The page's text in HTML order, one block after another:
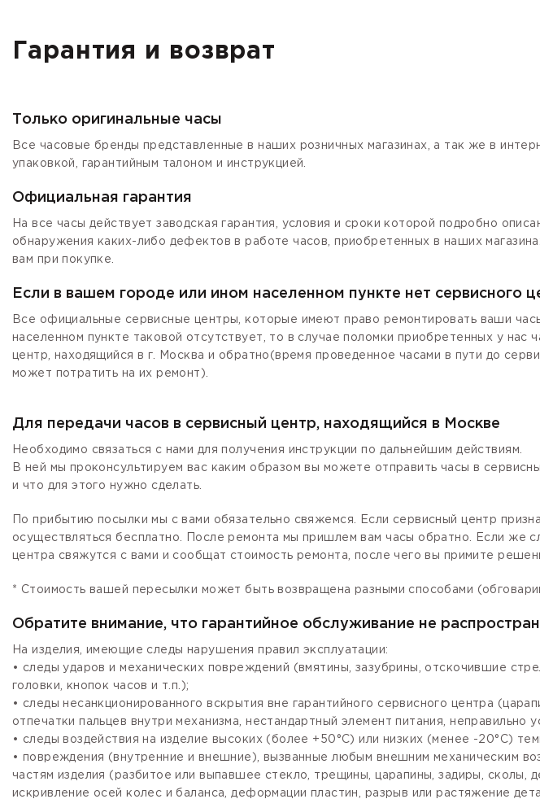
Гарантия и возврат
Только оригинальные часы
Все часовые бренды представленные в наших розничных магазинах, а так же в
упаковкой, гарантийным талоном и инструкцией.
Официальная гарантия
На все часы действует заводская гарантия, условия и сроки которой подробно
обнаружения каких-либо дефектов в работе часов, приобретенных в наших
вам при покупке.
Если в вашем городе или ином населенном пункте нет сервисного
Все официальные сервисные центры, которые имеют право ремонтировать ваши
населенном пункте таковой отсутствует, то в случае поломки приобретенных у
центр, находящийся в г. Москва и обратно(время проведенное часами в пути до
может потратить на их ремонт).
Для передачи часов в сервисный центр, находящийся в Москве
Необходимо связаться с нами для получения инструкции по дальнейшим действиям.
В ней мы проконсультируем вас каким образом вы можете отправить часы в
и что для этого нужно сделать.
По прибытию посылки мы с вами обязательно свяжемся. Если сервисный центр
осуществляться бесплатно. После ремонта мы пришлем вам часы обратно. Если же
центра свяжутся с вами и сообщат стоимость ремонта, после чего вы примите
* Стоимость вашей пересылки может быть возвращена разными способами
Обратите внимание, что гарантийное обслуживание не
На изделия, имеющие следы нарушения правил эксплуатации:
• следы ударов и механических повреждений (вмятины, зазубрины, отскочившие
головки, кнопок часов и т.п.);
• следы несанкционированного вскрытия вне гарантийного сервисного центра
отпечатки пальцев внутри механизма, нестандартный элемент питания, неправильно
• следы воздействия на изделие высоких (более +50°С) или низких (менее -20°С)
• повреждения (внутренние и внешние), вызванные любым внешним механическим
частям изделия (разбитое или выпавшее стекло, трещины, царапины, задиры, сколы,
искривление осей колес и баланса, деформации пластин, разрыв или растяжение